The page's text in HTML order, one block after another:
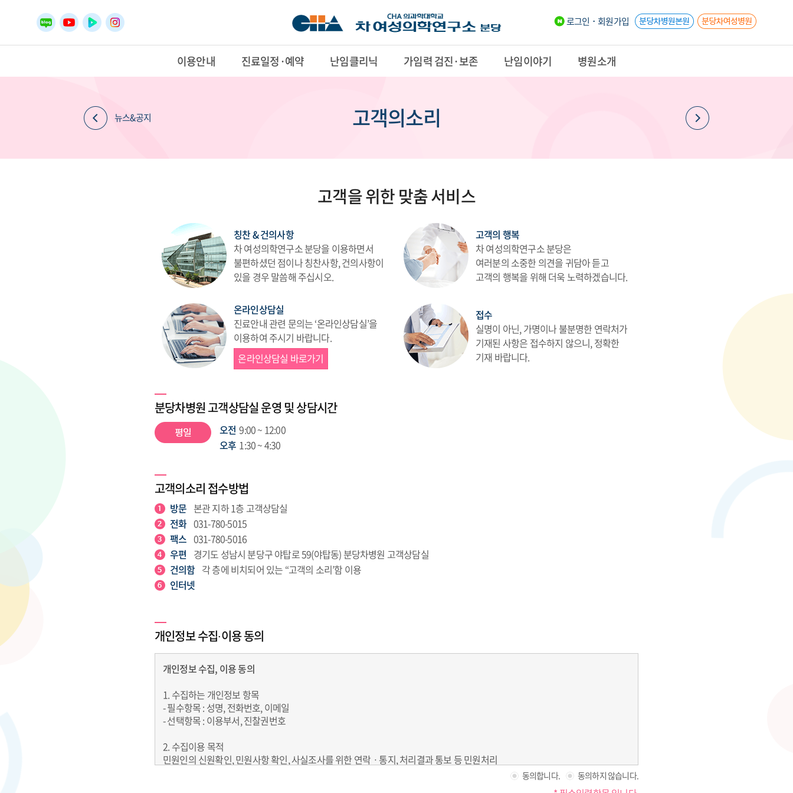
로그인 회원가입
이용안내 진료일정·예약 난임클리닉 가임력 검진·보존 난임이야기 병원소개
뉴스&공지 고객의소리
고객을 위한 맞춤 서비스
칭찬 & 건의사항
차 여성의학연구소 분당을 이용하면서
불편하셨던 점이나 칭찬사항, 건의사항이
있을 경우 말씀해 주십시오.
고객의 행복
차 여성의학연구소 분당은
여러분의 소중한 의견을 귀담아 듣고
고객의 행복을 위해 더욱 노력하겠습니다.
온라인상담실
진료안내 관련 문의는 ‘온라인상담실’을
이용하여 주시기 바랍니다.
온라인상담실 바로가기
접수
실명이 아닌, 가명이나 불분명한 연락처가
기재된 사항은 접수하지 않으니, 정확한
기재 바랍니다.
분당차병원 고객상담실 운영 및 상담시간
오전 9:00 ~ 12:00
오후 1:30 ~ 4:30
고객의소리 접수방법
방문 본관 지하 1층 고객상담실
전화 031-780-5015
팩스 031-780-5016
우편 경기도 성남시 분당구 야탑로 59(야탑동) 분당차병원 고객상담실
건의함 각 층에 비치되어 있는 “고객의 소리’함 이용
인터넷
개인정보 수집∙이용 동의
개인정보 수집, 이용 동의
1. 수집하는 개인정보 항목
- 필수항목 : 성명, 전화번호, 이메일
- 선택항목 : 이용부서, 진찰권번호
2. 수집이용 목적
민원인의 신원확인, 민원사항 확인, 사실조사를 위한 연락ㆍ통지, 처리결과 통보 등 민원처리
동의합니다. 동의하지 않습니다.